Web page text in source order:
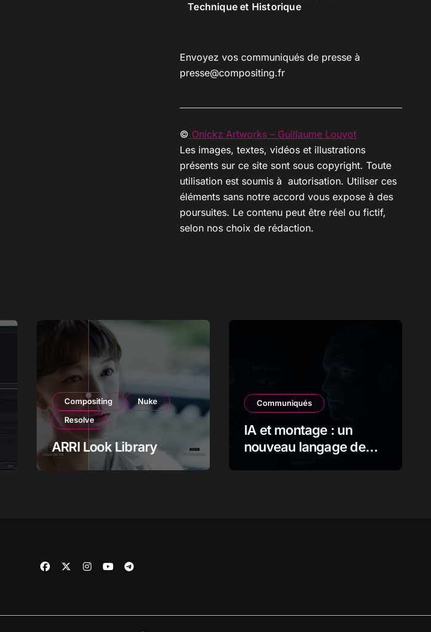
Technique et Historique
Envoyez vos communiqués de presse à
presse@compositing.fr
© Onickz Artworks – Guillaume Louyot
Les images, textes, vidéos et illustrations
présents sur ce site sont sous copyright. Toute
utilisation est soumis à autorisation. Utiliser ces
éléments sans notre accord vous expose à des
poursuites. Le contenu peut être réel ou fictif,
selon nos choix de rédaction.
Compositing
Nuke
Resolve
ARRI Look Library
Communiqués
IA et montage : un
nouveau langage de